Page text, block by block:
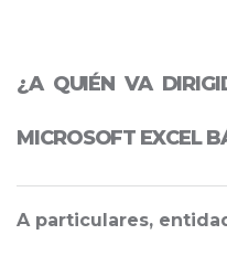
¿A QUIÉN VA
MICROSOFT EXCEL
A particulares,